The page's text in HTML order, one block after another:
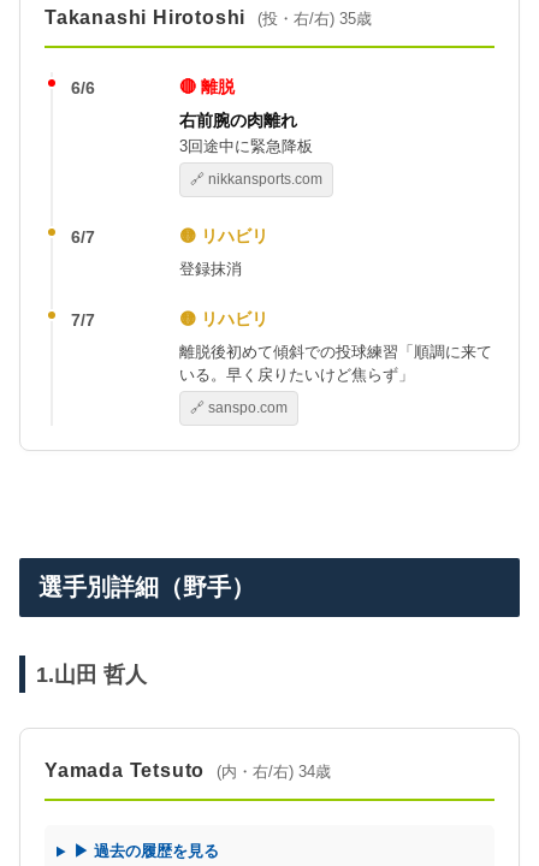
Takanashi Hirotoshi (投・右/右) 35歳
6/6
🔴 離脱
右前腕の肉離れ
3回途中に緊急降板
🔗 nikkansports.com
6/7 🟡 リハビリ
登録抹消
7/7 🟡 リハビリ
離脱後初めて傾斜での投球練習「順調に来て
いる。早く戻りたいけど焦らず」
🔗 sanspo.com
選手別詳細（野手）
1.山田 哲人
Yamada Tetsuto (内・右/右) 34歳
▶ 過去の履歴を見る